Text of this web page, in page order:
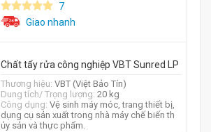
7
Giao nhanh
Chất tẩy rửa công nghiệp VBT Sunred LP
Thương hiệu:VBT (Việt Bảo Tín)
Dung tích/ Trọng lượng:20 kg
Công dụng:Vệ sinh máy móc, trang thiết bị,
dụng cụ sản xuất trong nhà máy chế biến th
ủy sản và thực phẩm.